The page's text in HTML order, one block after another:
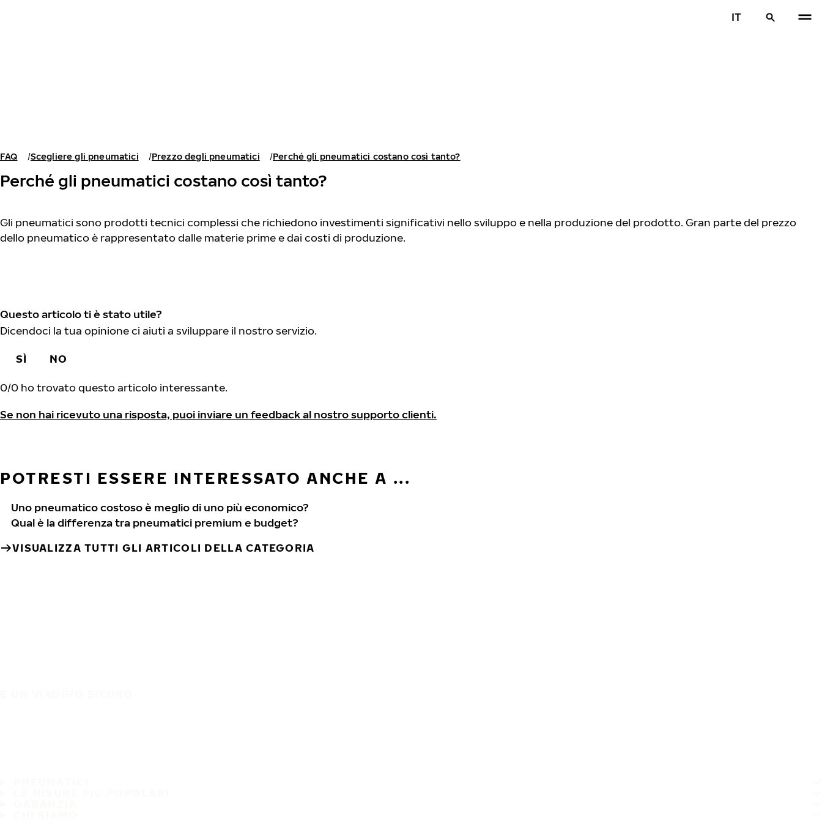
IT
FAQ Scegliere gli pneumatici Prezzo degli pneumatici Perché gli pneumatici costano così tanto?
Perché gli pneumatici costano così tanto?
Gli pneumatici sono prodotti tecnici complessi che richiedono investimenti significativi nello sviluppo e nella produzione del prodotto. Gran parte del prezzo
dello pneumatico è rappresentato dalle materie prime e dai costi di produzione.
Questo articolo ti è stato utile?
Dicendoci la tua opinione ci aiuti a sviluppare il nostro servizio.
SÌ NO
0/0 ho trovato questo articolo interessante.
Se non hai ricevuto una risposta, puoi inviare un feedback al nostro supporto clienti.
POTRESTI ESSERE INTERESSATO ANCHE A ...
Uno pneumatico costoso è meglio di uno più economico?
Qual è la differenza tra pneumatici premium e budget?
VISUALIZZA TUTTI GLI ARTICOLI DELLA CATEGORIA